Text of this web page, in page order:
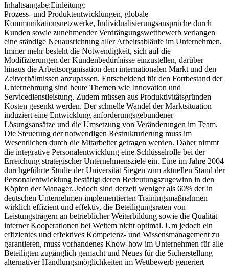
Inhaltsangabe:Einleitung:
Prozess- und Produktentwicklungen, globale
Kommunikationsnetzwerke, Individualisierungsansprüche durch
Kunden sowie zunehmender Verdrängungswettbewerb verlangen
eine ständige Neuausrichtung aller Arbeitsabläufe im Unternehmen.
Immer mehr besteht die Notwendigkeit, sich auf die
Modifizierungen der Kundenbedürfnisse einzustellen, darüber
hinaus die Arbeitsorganisation dem internationalen Markt und den
Zeitverhältnissen anzupassen. Entscheidend für den Fortbestand der
Unternehmung sind heute Themen wie Innovation und
Servicedienstleistung. Zudem müssen aus Produktivitätsgründen
Kosten gesenkt werden. Der schnelle Wandel der Marktsituation
induziert eine Entwicklung anforderungsgebundener
Lösungsansätze und die Umsetzung von Veränderungen im Team.
Die Steuerung der notwendigen Restrukturierung muss im
Wesentlichen durch die Mitarbeiter getragen werden. Daher nimmt
die integrative Personalentwicklung eine Schlüsselrolle bei der
Erreichung strategischer Unternehmensziele ein. Eine im Jahre 2004
durchgeführte Studie der Universität Siegen zum aktuellen Stand der
Personalentwicklung bestätigt deren Bedeutungszugewinn in den
Köpfen der Manager. Jedoch sind derzeit weniger als 60% der in
deutschen Unternehmen implementierten Trainingsmaßnahmen
wirklich effizient und effektiv, die Beteiligungsraten von
Leistungsträgern an betrieblicher Weiterbildung sowie die Qualität
interner Kooperationen bei Weitem nicht optimal. Um jedoch ein
effizientes und effektives Kompetenz- und Wissensmanagement zu
garantieren, muss vorhandenes Know-how im Unternehmen für alle
Beteiligten zugänglich gemacht und Neues für die Sicherstellung
alternativer Handlungsmöglichkeiten im Wettbewerb generiert